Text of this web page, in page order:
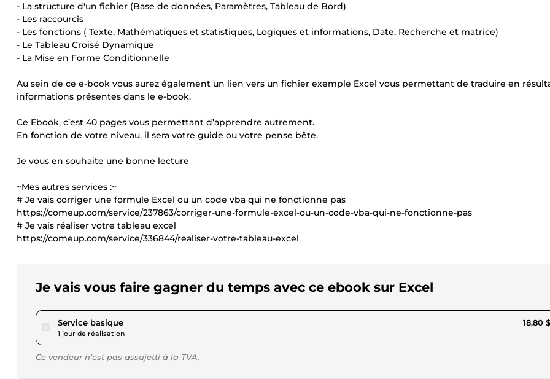
- La structure d'un fichier (Base de données, Paramètres, Tableau de Bord)
- Les raccourcis
- Les fonctions ( Texte, Mathématiques et statistiques, Logiques et informations, Date, Recherche et matrice)
- Le Tableau Croisé Dynamique
- La Mise en Forme Conditionnelle
Au sein de ce e-book vous aurez également un lien vers un fichier exemple Excel vous permettant de traduire en
informations présentes dans le e-book.
Ce Ebook, c’est 40 pages vous permettant d’apprendre autrement.
En fonction de votre niveau, il sera votre guide ou votre pense bête.
Je vous en souhaite une bonne lecture
~Mes autres services :~
# Je vais corriger une formule Excel ou un code vba qui ne fonctionne pas
https://comeup.com/service/237863/corriger-une-formule-excel-ou-un-code-vba-qui-ne-fonctionne-pas
# Je vais réaliser votre tableau excel
https://comeup.com/service/336844/realiser-votre-tableau-excel
Je vais vous faire gagner du temps avec ce ebook sur Excel
Service basiquepour 17,32 $US
1 jour de réalisation
18,80
Ce vendeur n’est pas assujetti à la TVA.